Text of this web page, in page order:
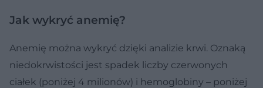
Jak wykryć anemię?
Anemię można wykryć dzięki analizie krwi. Oznaką
niedokrwistości jest spadek liczby czerwonych
ciałek (poniżej 4 milionów) i hemoglobiny – poniżej